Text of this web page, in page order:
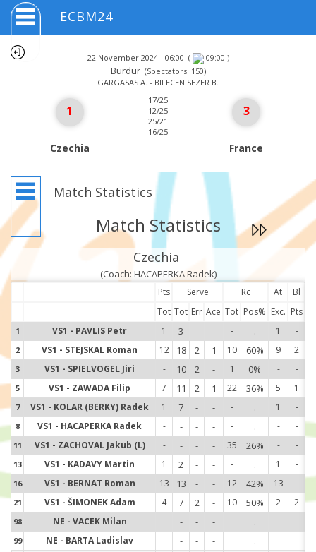
ECBM24
22 November 2024 - 06:00 ( 09:00 )
Burdur (Spectators: 150)
GARGASAS A. - BILECEN SEZER B.
1
Czechia
17/25
12/25
25/21
16/25
3
France
Match Statistics
Match Statistics
Czechia
(Coach: HACAPERKA Radek)
Pts Serve Rc At
Bl
Tot Tot Err Ace Tot Pos% Exc. Pts
1 VS1 - PAVLIS Petr 1 3 - - - . 1 -
2 VS1 - STEJSKAL Roman 12 18 2 1 10 60% 9 2
3 VS1 - SPIELVOGEL Jiri - 10 2 - 1 0% - -
5 VS1 - ZAWADA Filip 7 11 2 1 22 36% 5 1
7 VS1 - KOLAR (BERKY) Radek 1 7 - - - . 1 -
8 VS1 - HACAPERKA Radek - - - - - . - -
11 VS1 - ZACHOVAL Jakub (L) - - - - 35 26% - -
13 VS1 - KADAVY Martin 1 2 - - - . 1 -
16 VS1 - BERNAT Roman 13 13 - - 12 42% 13 -
21 VS1 - ŠIMONEK Adam 4 7 2 - 10 50% 2 2
98 NE - VACEK Milan - - - - - . - -
99 NE - BARTA Ladislav - - - - - . -
-
8
21